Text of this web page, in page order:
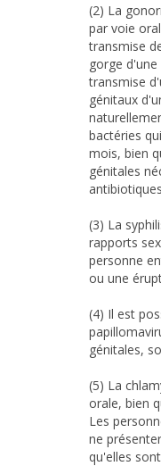
(2) La
par voie
transmise
gorge
transmise
génitaux
bactéries
mois, bien
génitales
(3) La
rapports
personne
ou une
(4) Il est
génitales,
(5) La
orale, bien
Les
ne
qu'elles